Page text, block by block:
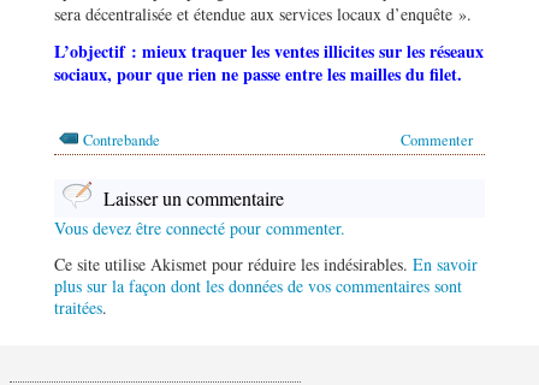
sera décentralisée et étendue aux services locaux d’enquête ».
L’objectif : mieux traquer les ventes illicites sur les réseaux
sociaux, pour que rien ne passe entre les mailles du filet.
Commenter
Contrebande
Laisser un commentaire
Vous devez être connecté pour commenter.
Ce site utilise Akismet pour réduire les indésirables. En savoir
plus sur la façon dont les données de vos commentaires sont
traitées.